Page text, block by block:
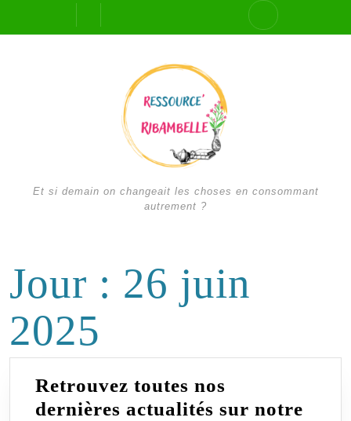
Open
Et si demain on changeait les choses en consommant
autrement ?
Jour : 26 juin
2025
Retrouvez toutes nos
dernières actualités sur notre